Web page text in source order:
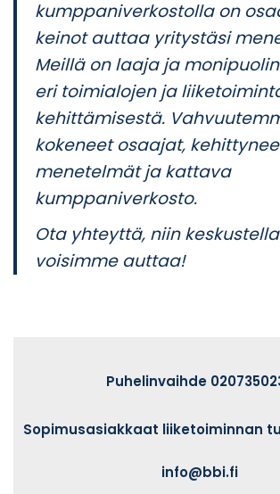
kumppaniverkostolla on
keinot auttaa yritystäsi
Meillä on laaja ja
eri toimialojen ja
kehittämisestä.
kokeneet osaajat,
menetelmät ja kattava
kumppaniverkosto.
Ota yhteyttä, niin
voisimme auttaa!
Puhelinvaihde
Sopimusasiakkaat liiketoiminnan
info@bbi.fi